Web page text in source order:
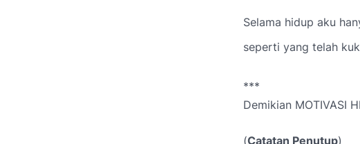
Selama hidup aku
seperti yang telah
***
Demikian MOTIVASI
(Catatan Penutup)